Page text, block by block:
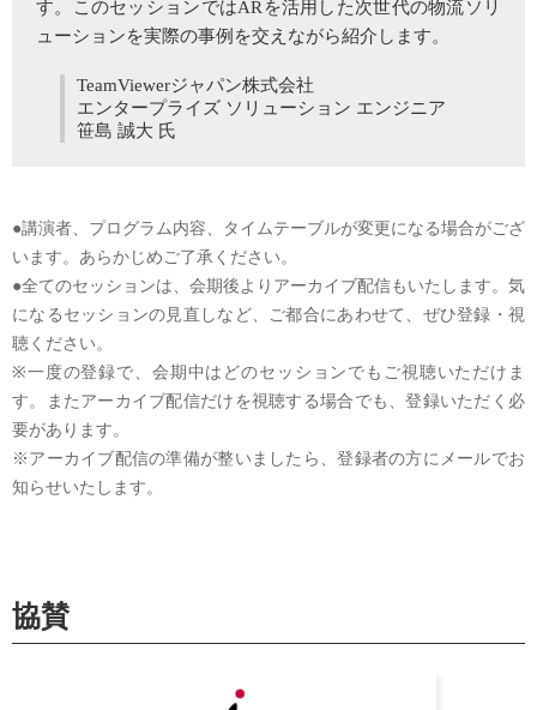
す。このセッションではARを活用した次世代の物流ソリ
ューションを実際の事例を交えながら紹介します。
TeamViewerジャパン株式会社
エンタープライズ ソリューション エンジニア
笹島 誠大 氏
●講演者、プログラム内容、タイムテーブルが変更になる場合がござ
います。あらかじめご了承ください。
●全てのセッションは、会期後よりアーカイブ配信もいたします。気
になるセッションの見直しなど、ご都合にあわせて、ぜひ登録・視
聴ください。
※一度の登録で、会期中はどのセッションでもご視聴いただけま
す。またアーカイブ配信だけを視聴する場合でも、登録いただく必
要があります。
※アーカイブ配信の準備が整いましたら、登録者の方にメールでお
知らせいたします。
協賛